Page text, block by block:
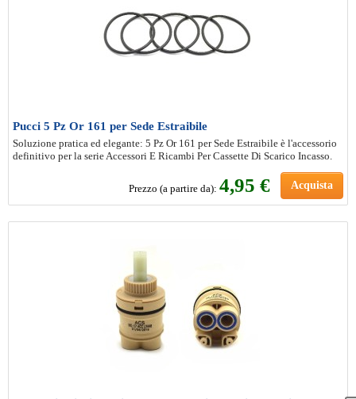
Pucci 5 Pz Or 161 per Sede Estraibile
Soluzione pratica ed elegante: 5 Pz Or 161 per Sede Estraibile è l'accessorio
definitivo per la serie Accessori E Ricambi Per Cassette Di Scarico Incasso.
Prezzo (a partire da): 4,95 € Acquista